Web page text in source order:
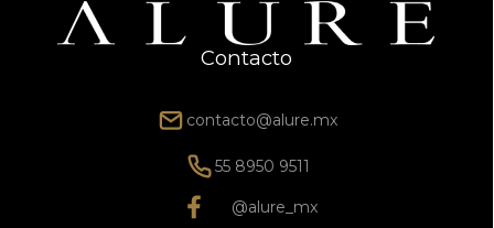
Contacto
contacto@alure.mx
55 8950 9511
@alure_mx